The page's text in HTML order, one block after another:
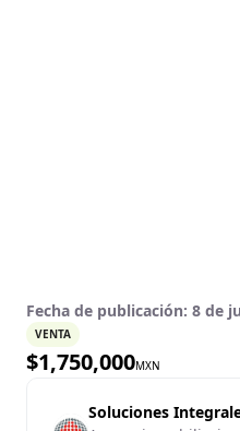
Fecha de publicación: 8 de
VENTA
$1,750,000MXN
Soluciones